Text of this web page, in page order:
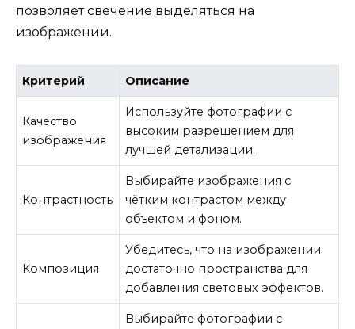
позволяет свечение выделяться на
изображении.
Критерий Описание
Качество
изображения
Используйте фотографии с
высоким разрешением для
лучшей детализации.
Контрастность
Выбирайте изображения с
чётким контрастом между
объектом и фоном.
Композиция
Убедитесь, что на изображении
достаточно пространства для
добавления световых эффектов.
Выбирайте фотографии с